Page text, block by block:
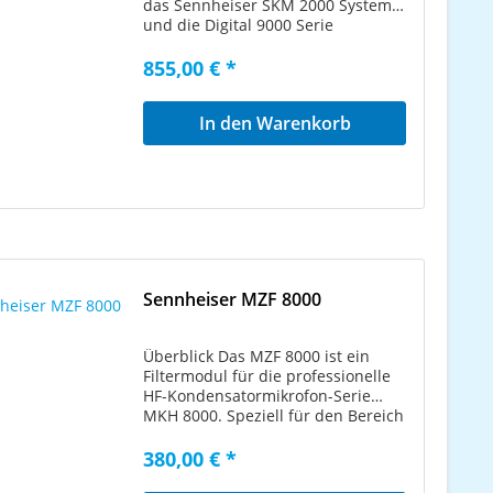
das Sennheiser SKM 2000 System
und die Digital 9000 Serie
wurde auf die weitere Dämpfung
von Popplauten und
Griffgeräuschen, einen extrem
niedrigen Eigengeräuschpegel und
die Servicefreundlichkeit gelegt.
Schaumstoff. Die
können extreme Feuchtigkeit von
Mikrofonmodul für SKM 2000 und
855,00 € *
In den Warenkorb
Sennheiser MZF 8000
Überblick Das MZF 8000 ist ein
Filtermodul für die professionelle
HF-Kondensatormikrofon-Serie
MKH 8000. Speziell für den Bereich
filtert es Störungen durch
Infraschall - tieffrequente
380,00 € *